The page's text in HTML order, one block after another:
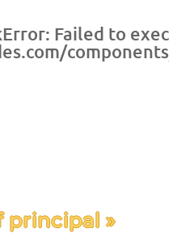
Failed to
principal »